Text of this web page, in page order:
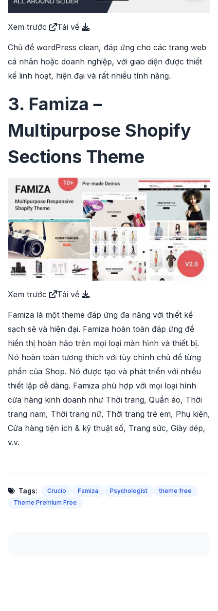
Xem trước Tải về
Chủ đề wordPress clean, đáp ứng cho các trang web
cá nhân hoặc doanh nghiệp, với giao diện được thiết
kế linh hoạt, hiện đại và rất nhiều tính năng.
3. Famiza –
Multipurpose Shopify
Sections Theme
Xem trước Tải về
Famiza là một theme đáp ứng đa năng với thiết kế
sạch sẽ và hiện đại. Famiza hoàn toàn đáp ứng để
hiển thị hoàn hảo trên mọi loại màn hình và thiết bị.
Nó hoàn toàn tương thích với tùy chỉnh chủ đề từng
phần của Shop. Nó được tạo và phát triển với nhiều
thiết lập dễ dàng. Famiza phù hợp với mọi loại hình
cửa hàng kinh doanh như Thời trang, Quần áo, Thời
trang nam, Thời trang nữ, Thời trang trẻ em, Phụ kiện,
Cửa hàng tiện ích & kỹ thuật số, Trang sức, Giày dép,
v.v.
Tags: Crucio Famiza Psychologist
theme free
Theme Premium Free